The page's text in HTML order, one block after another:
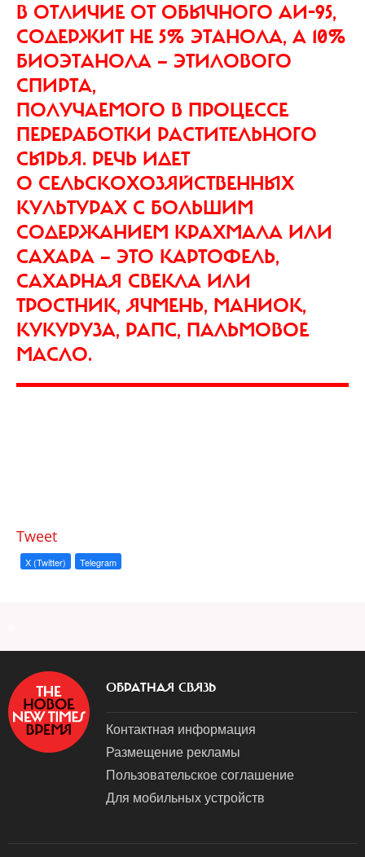
В ОТЛИЧИЕ ОТ ОБЫЧНОГО АИ-95,
СОДЕРЖИТ НЕ 5% ЭТАНОЛА, А 10%
БИОЭТАНОЛА — ЭТИЛОВОГО
СПИРТА,
ПОЛУЧАЕМОГО В ПРОЦЕССЕ
ПЕРЕРАБОТКИ РАСТИТЕЛЬНОГО
СЫРЬЯ. РЕЧЬ ИДЕТ
О СЕЛЬСКОХОЗЯЙСТВЕННЫХ
КУЛЬТУРАХ С БОЛЬШИМ
СОДЕРЖАНИЕМ КРАХМАЛА ИЛИ
САХАРА — ЭТО КАРТОФЕЛЬ,
САХАРНАЯ СВЕКЛА ИЛИ
ТРОСТНИК, ЯЧМЕНЬ, МАНИОК,
КУКУРУЗА, РАПС, ПАЛЬМОВОЕ
МАСЛО.
Tweet
X (Twitter) Telegram
ОБРАТНАЯ СВЯЗЬ
Контактная информация
Размещение рекламы
Пользовательское соглашение
Для мобильных устройств